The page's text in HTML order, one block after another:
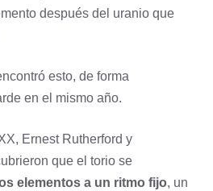
después del uranio que
esto, de forma
en el mismo año.
Ernest Rutherford y
que el torio se
elementos a un ritmo fijo, un